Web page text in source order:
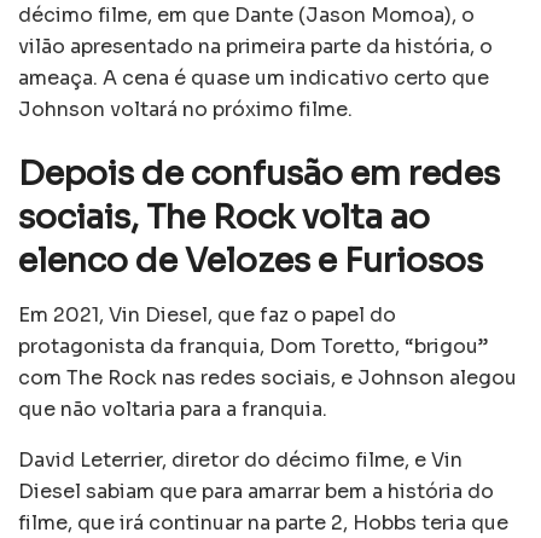
décimo filme, em que Dante (Jason Momoa), o
vilão apresentado na primeira parte da história, o
ameaça. A cena é quase um indicativo certo que
Johnson voltará no próximo filme.
Depois de confusão em redes
sociais, The Rock volta ao
elenco de Velozes e Furiosos
Em 2021, Vin Diesel, que faz o papel do
protagonista da franquia, Dom Toretto, “brigou”
com The Rock nas redes sociais, e Johnson alegou
que não voltaria para a franquia.
David Leterrier, diretor do décimo filme, e Vin
Diesel sabiam que para amarrar bem a história do
filme, que irá continuar na parte 2, Hobbs teria que